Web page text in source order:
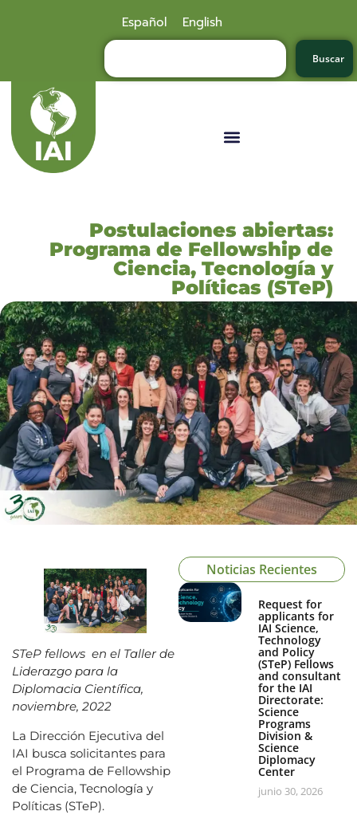
Español English
Buscar
Postulaciones abiertas:
Programa de Fellowship de
Ciencia, Tecnología y
Políticas (STeP)
STeP fellows en el Taller de
Liderazgo para la
Diplomacia Científica,
noviembre, 2022
La Dirección Ejecutiva del
IAI busca solicitantes para
el Programa de Fellowship
de Ciencia, Tecnología y
Políticas (STeP).
Noticias Recientes
Request for
applicants for
IAI Science,
Technology
and Policy
(STeP) Fellows
and consultant
for the IAI
Directorate:
Science
Programs
Division &
Science
Diplomacy
Center
junio 30, 2026